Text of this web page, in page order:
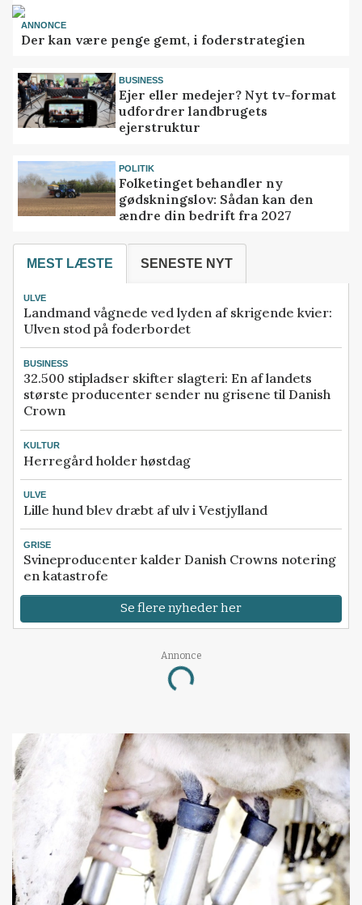
ANNONCE
Der kan være penge gemt, i foderstrategien
BUSINESS
Ejer eller medejer? Nyt tv-format
udfordrer landbrugets
ejerstruktur
POLITIK
Folketinget behandler ny
gødskningslov: Sådan kan den
ændre din bedrift fra 2027
MEST LÆSTE SENESTE NYT
ULVE
Landmand vågnede ved lyden af skrigende kvier:
Ulven stod på foderbordet
BUSINESS
32.500 stipladser skifter slagteri: En af landets
største producenter sender nu grisene til Danish
Crown
KULTUR
Herregård holder høstdag
ULVE
Lille hund blev dræbt af ulv i Vestjylland
GRISE
Svineproducenter kalder Danish Crowns notering
en katastrofe
Se flere nyheder her
Annonce
Loading...